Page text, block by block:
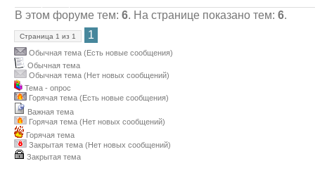
В этом форуме тем: 6. На странице показано тем: 6.
Страница 1 из 1 1
Обычная тема (Есть новые сообщения)
Обычная тема
Обычная тема (Нет новых сообщений)
Тема - опрос
Горячая тема (Есть новые сообщения)
Важная тема
Горячая тема (Нет новых сообщений)
Горячая тема
Закрытая тема (Нет новых сообщений)
Закрытая тема